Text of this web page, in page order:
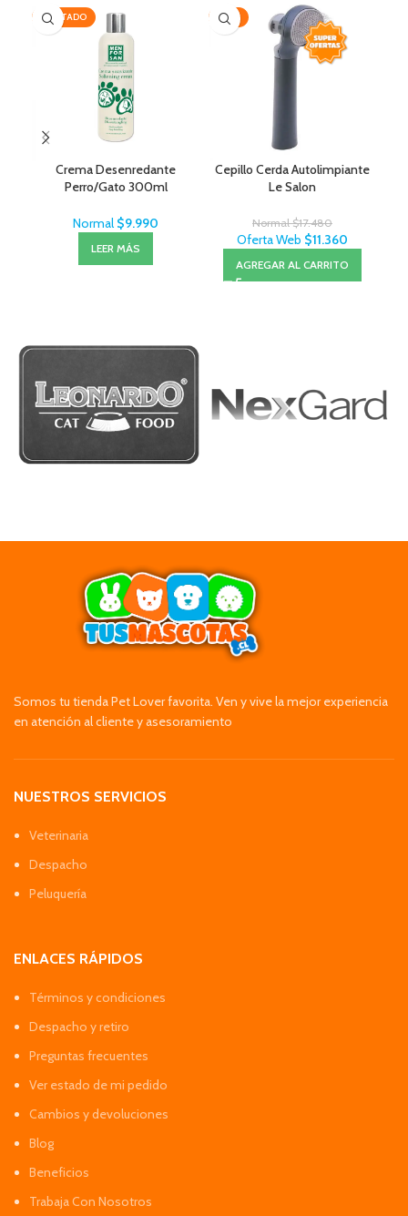
AGOTADO
Crema Desenredante
Perro/Gato 300ml
Normal $9.990
LEER MÁS
-35%
Cepillo Cerda Autolimpiante
Le Salon
Normal$17.480
Oferta Web $11.360
AGREGAR AL CARRITO
Somos tu tienda Pet Lover favorita. Ven y vive la mejor experiencia
en atención al cliente y asesoramiento
NUESTROS SERVICIOS
Veterinaria
Despacho
Peluquería
ENLACES RÁPIDOS
Términos y condiciones
Despacho y retiro
Preguntas frecuentes
Ver estado de mi pedido
Cambios y devoluciones
Blog
Beneficios
Trabaja Con Nosotros